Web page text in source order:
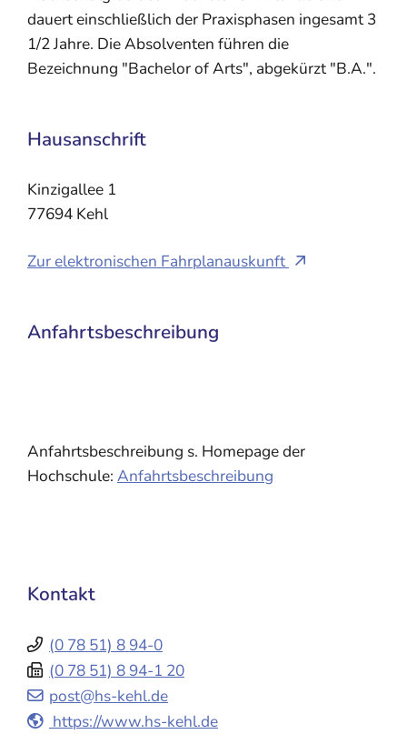
dauert einschließlich der Praxisphasen ingesamt 3
1/2 Jahre. Die Absolventen führen die
Bezeichnung "Bachelor of Arts", abgekürzt "B.A.".
Hausanschrift
Kinzigallee 1
77694 Kehl
Zur elektronischen Fahrplanauskunft
Anfahrtsbeschreibung
Anfahrtsbeschreibung s. Homepage der
Hochschule: Anfahrtsbeschreibung
Kontakt
(0 78 51) 8 94-0
(0 78 51) 8 94-1 20
post@hs-kehl.de
https://www.hs-kehl.de